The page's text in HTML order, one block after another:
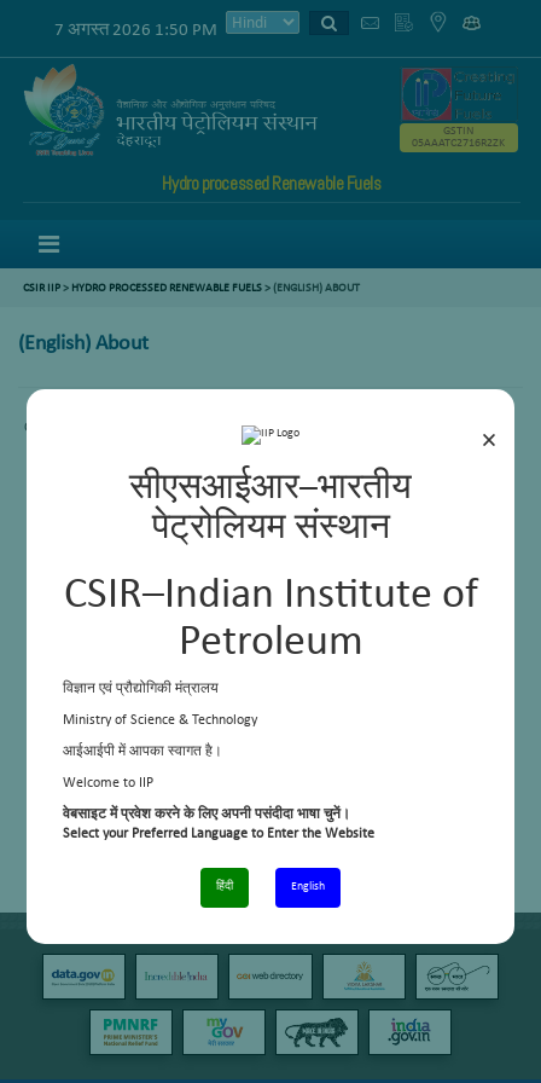
×
सीएसआईआर–भारतीय
पेट्रोलियम संस्थान
CSIR–Indian Institute of
Petroleum
विज्ञान एवं प्रौद्योगिकी मंत्रालय
Ministry of Science & Technology
आईआईपी में आपका स्वागत है।
Welcome to IIP
वेबसाइट में प्रवेश करने के लिए अपनी पसंदीदा भाषा चुनें।
Select your Preferred Language to Enter the Website
हिंदी English
7 अगस्त 2026 1:50 PM
Hydro processed Renewable Fuels
GSTIN
05AAATC2716R2ZK
CSIR IIP> HYDRO PROCESSED RENEWABLE FUELS> (ENGLISH) ABOUT
(English) About
Content not available.